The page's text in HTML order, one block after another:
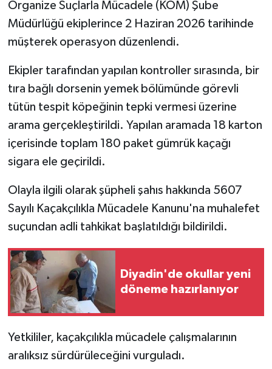
Organize Suçlarla Mücadele (KOM) Şube
Müdürlüğü ekiplerince 2 Haziran 2026 tarihinde
müşterek operasyon düzenlendi.
Ekipler tarafından yapılan kontroller sırasında, bir
tıra bağlı dorsenin yemek bölümünde görevli
tütün tespit köpeğinin tepki vermesi üzerine
arama gerçekleştirildi. Yapılan aramada 18 karton
içerisinde toplam 180 paket gümrük kaçağı
sigara ele geçirildi.
Olayla ilgili olarak şüpheli şahıs hakkında 5607
Sayılı Kaçakçılıkla Mücadele Kanunu'na muhalefet
suçundan adli tahkikat başlatıldığı bildirildi.
Diyadin'de okullar yeni
döneme hazırlanıyor
Yetkililer, kaçakçılıkla mücadele çalışmalarının
aralıksız sürdürüleceğini vurguladı.